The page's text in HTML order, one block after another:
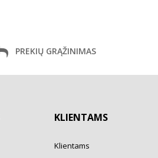
PREKIŲ GRĄŽINIMAS
KLIENTAMS
Klientams